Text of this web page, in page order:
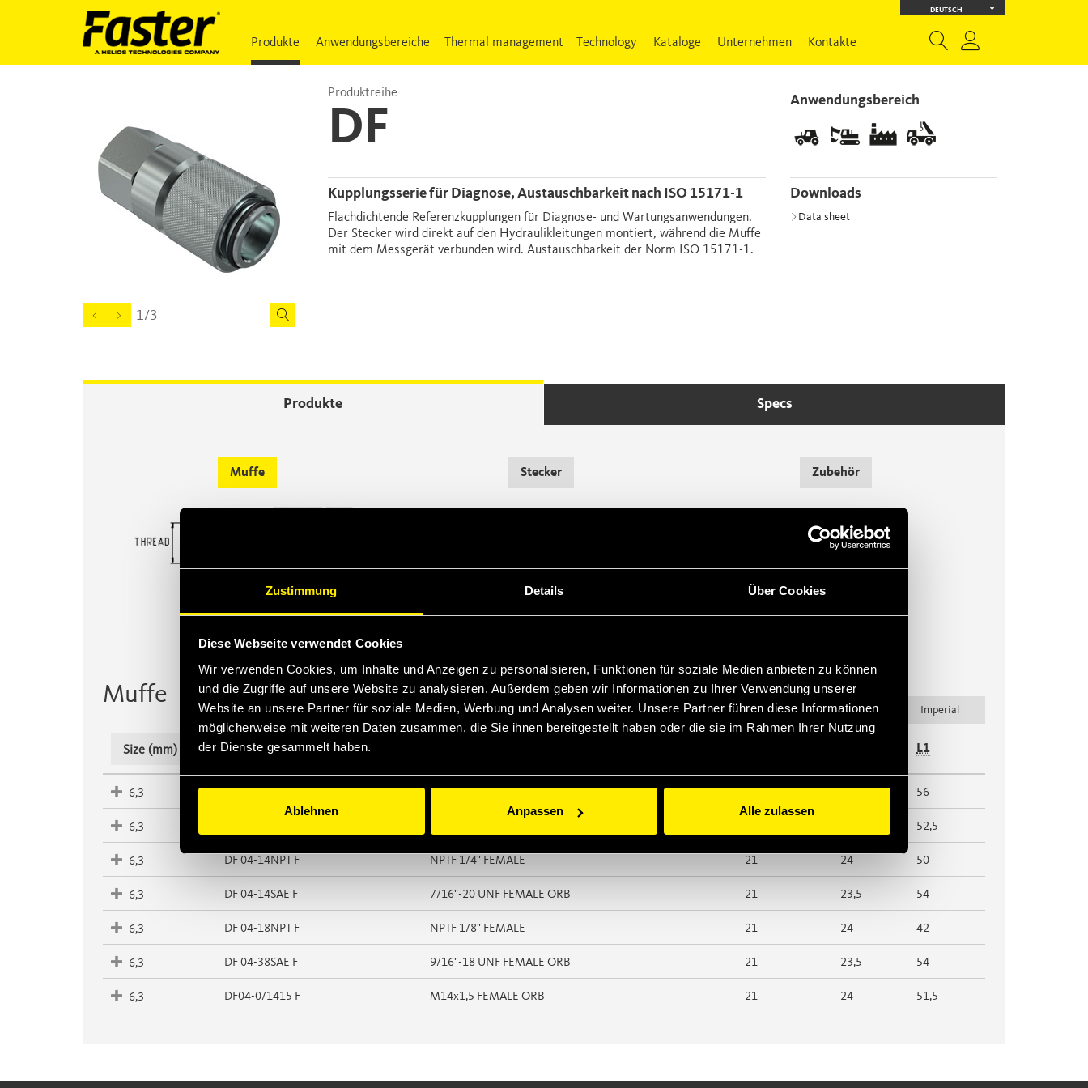
Zustimmung Details Über Cookies
Diese Webseite verwendet Cookies
Wir verwenden Cookies, um Inhalte und Anzeigen zu personalisieren, Funktionen für soziale Medien anbieten zu können
und die Zugriffe auf unsere Website zu analysieren. Außerdem geben wir Informationen zu Ihrer Verwendung unserer
Website an unsere Partner für soziale Medien, Werbung und Analysen weiter. Unsere Partner führen diese Informationen
möglicherweise mit weiteren Daten zusammen, die Sie ihnen bereitgestellt haben oder die sie im Rahmen Ihrer Nutzung
der Dienste gesammelt haben.
Ablehnen Anpassen Alle zulassen
DEUTSCH
Produkte Anwendungsbereiche Thermal management Technology Kataloge Unternehmen Kontakte
1/3
Produktreihe
DF
Anwendungsbereich
Kupplungsserie für Diagnose, Austauschbarkeit nach ISO 15171-1
Flachdichtende Referenzkupplungen für Diagnose- und Wartungsanwendungen.
Der Stecker wird direkt auf den Hydraulikleitungen montiert, während die Muffe
mit dem Messgerät verbunden wird. Austauschbarkeit der Norm ISO 15171-1.
Downloads
Data sheet
Produkte Specs
Muffe Stecker Zubehör
Deckel für Kupplungen
Muffe Filtern
Maßeinheit
Metric
Imperial
Size (mm) Produktcode L1
6,3 1/4" NPTF MALE 56
6,3 52,5
6,3 DF 04-14NPT F NPTF 1/4" FEMALE 21 24 50
6,3 DF 04-14SAE F 7/16"-20 UNF FEMALE ORB 21 23,5 54
6,3 DF 04-18NPT F NPTF 1/8" FEMALE 21 24 42
6,3 DF 04-38SAE F 9/16"-18 UNF FEMALE ORB 21 23,5 54
6,3 DF04-0/1415 F M14x1,5 FEMALE ORB 21 24 51,5